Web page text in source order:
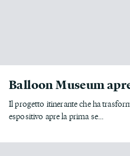
Balloon Museum
Il progetto itinerante che ha
espositivo apre la prima se...